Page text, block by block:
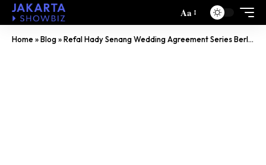
Aa
Home»Blog»Refal Hady Senang Wedding Agreement Series Berlanjut Season 2